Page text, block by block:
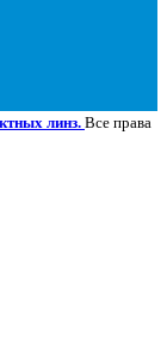
линз. Все права